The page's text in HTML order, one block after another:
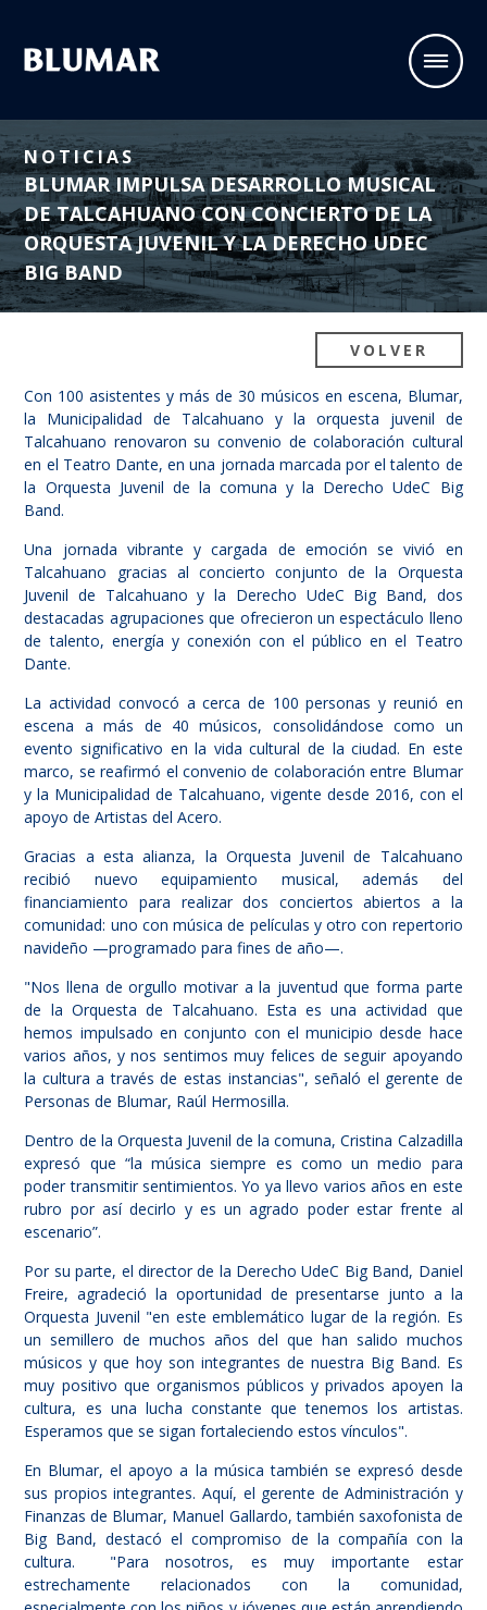
NOTICIAS
BLUMAR IMPULSA DESARROLLO MUSICAL
DE TALCAHUANO CON CONCIERTO DE LA
ORQUESTA JUVENIL Y LA DERECHO UDEC
BIG BAND
VOLVER
Con 100 asistentes y más de 30 músicos en escena, Blumar,
la Municipalidad de Talcahuano y la orquesta juvenil de
Talcahuano renovaron su convenio de colaboración cultural
en el Teatro Dante, en una jornada marcada por el talento de
la Orquesta Juvenil de la comuna y la Derecho UdeC Big
Band.
Una jornada vibrante y cargada de emoción se vivió en
Talcahuano gracias al concierto conjunto de la Orquesta
Juvenil de Talcahuano y la Derecho UdeC Big Band, dos
destacadas agrupaciones que ofrecieron un espectáculo lleno
de talento, energía y conexión con el público en el Teatro
Dante.
La actividad convocó a cerca de 100 personas y reunió en
escena a más de 40 músicos, consolidándose como un
evento significativo en la vida cultural de la ciudad. En este
marco, se reafirmó el convenio de colaboración entre Blumar
y la Municipalidad de Talcahuano, vigente desde 2016, con el
apoyo de Artistas del Acero.
Gracias a esta alianza, la Orquesta Juvenil de Talcahuano
recibió nuevo equipamiento musical, además del
financiamiento para realizar dos conciertos abiertos a la
comunidad: uno con música de películas y otro con repertorio
navideño —programado para fines de año—.
"Nos llena de orgullo motivar a la juventud que forma parte
de la Orquesta de Talcahuano. Esta es una actividad que
hemos impulsado en conjunto con el municipio desde hace
varios años, y nos sentimos muy felices de seguir apoyando
la cultura a través de estas instancias", señaló el gerente de
Personas de Blumar, Raúl Hermosilla.
Dentro de la Orquesta Juvenil de la comuna, Cristina Calzadilla
expresó que “la música siempre es como un medio para
poder transmitir sentimientos. Yo ya llevo varios años en este
rubro por así decirlo y es un agrado poder estar frente al
escenario”.
Por su parte, el director de la Derecho UdeC Big Band, Daniel
Freire, agradeció la oportunidad de presentarse junto a la
Orquesta Juvenil "en este emblemático lugar de la región. Es
un semillero de muchos años del que han salido muchos
músicos y que hoy son integrantes de nuestra Big Band. Es
muy positivo que organismos públicos y privados apoyen la
cultura, es una lucha constante que tenemos los artistas.
Esperamos que se sigan fortaleciendo estos vínculos".
En Blumar, el apoyo a la música también se expresó desde
sus propios integrantes. Aquí, el gerente de Administración y
Finanzas de Blumar, Manuel Gallardo, también saxofonista de
Big Band, destacó el compromiso de la compañía con la
cultura. "Para nosotros, es muy importante estar
estrechamente relacionados con la comunidad,